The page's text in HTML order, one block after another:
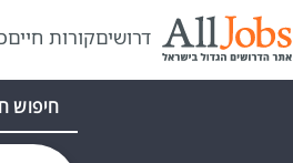
דרושיםקורות חיים
חיפוש